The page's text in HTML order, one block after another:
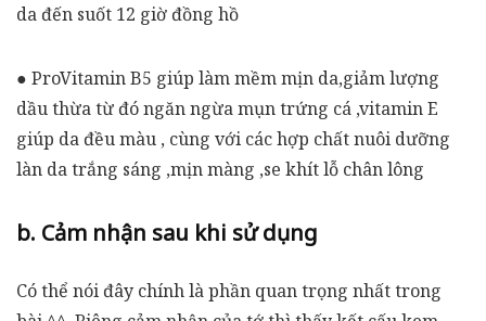
da đến suốt 12 giờ đồng hồ
● ProVitamin B5 giúp làm mềm mịn da,giảm lượng
dầu thừa từ đó ngăn ngừa mụn trứng cá ,vitamin E
giúp da đều màu , cùng với các hợp chất nuôi dưỡng
làn da trắng sáng ,mịn màng ,se khít lỗ chân lông
b. Cảm nhận sau khi sử dụng
Có thể nói đây chính là phần quan trọng nhất trong